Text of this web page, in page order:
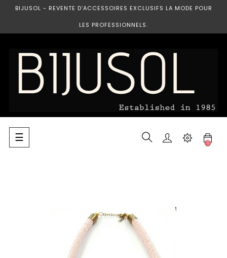
BIJUSOL - REVENTE D’ACCESSOIRES EXCLUSIFS LA MODE POUR
LES PROFESSIONNELS.
Basculer
la
☰ 0